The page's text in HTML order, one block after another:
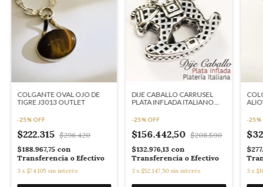
COLGANTE OVAL OJO DE
TIGRE J3013 OUTLET
-25%OFF
$222.315 $296.420
$188.967,75 con
Transferencia o Efectivo
3 x $74.105 sin interés
DIJE CABALLO CARRUSEL
PLATA INFLADA ITALIANO
-25%OFF
$156.442,50 $208.590
$132.976,13 con
Transferencia o Efectivo
3 x $52.147,50 sin interés
-25%
3 x